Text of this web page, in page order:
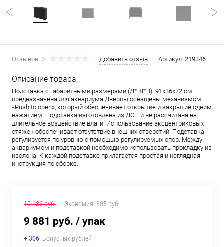
Отзывов: 0 Добавить отзыв Артикул: 219346
Описание товара:
Подставка с габаритными размерами (Д*Ш*В): 91x36x72 см
предназначена для аквариума.Дверцы оснащены механизмом
«Push to open», который обеспечивает открытие и закрытие одним
нажатием. Подставка изготовлена из ДСП и не рассчитана на
длительное воздействие влаги. Использование эксцентриковых
стяжек обеспечивает отсутствие внешних отверстий. Подставка
регулируется по уровню с помощью регулируемых опор. Между
аквариумом и подставкой необходимо использовать прокладку из
изолона. К каждой подставке прилагается простая и наглядная
инструкция по сборке.
10 186 руб. Экономия: 305 руб.
9 881 руб. / упак
+ 306 Бонусных рублей